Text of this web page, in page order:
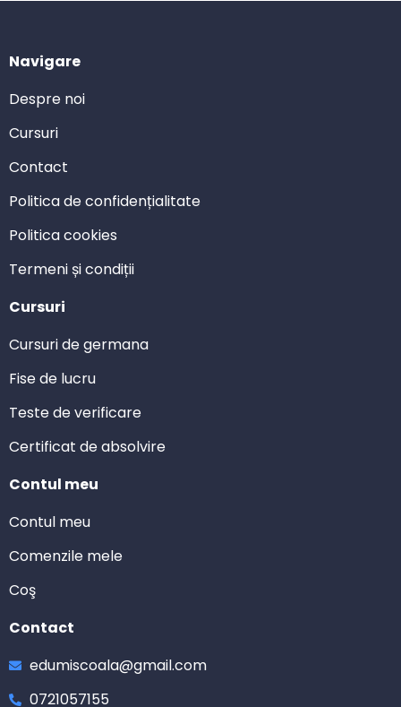
Navigare
Despre noi
Cursuri
Contact
Politica de confidențialitate
Politica cookies
Termeni și condiții
Cursuri
Cursuri de germana
Fise de lucru
Teste de verificare
Certificat de absolvire
Contul meu
Contul meu
Comenzile mele
Coş
Contact
edumiscoala@gmail.com
0721057155